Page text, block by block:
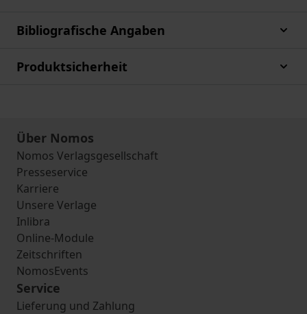
Bibliografische Angaben
Produktsicherheit
Über Nomos
Nomos Verlagsgesellschaft
Presseservice
Karriere
Unsere Verlage
Inlibra
Online-Module
Zeitschriften
NomosEvents
Service
Lieferung und Zahlung